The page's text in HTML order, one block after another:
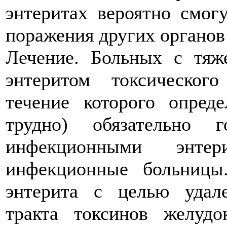
энтеритах вероятно
поражения других
Лечение. Больных с
энтеритом
течение которого
трудно) обязательно
инфекционными
инфекционные
энтерита с целью
тракта токсинов